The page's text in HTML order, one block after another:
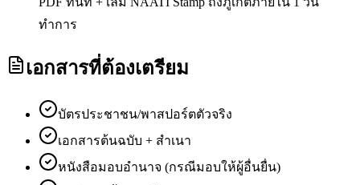
ทำการ
เอกสารที่ต้องเตรียม
บัตรประชาชน/พาสปอร์ตตัวจริง
เอกสารต้นฉบับ + สำเนา
หนังสือมอบอำนาจ (กรณีมอบให้ผู้อื่นยื่น)